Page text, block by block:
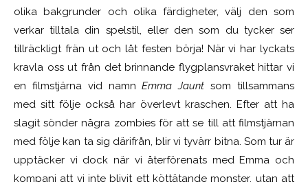
olika bakgrunder och olika färdigheter, välj den som
verkar tilltala din spelstil, eller den som du tycker ser
tillräckligt frän ut och låt festen börja! När vi har lyckats
kravla oss ut från det brinnande flygplansvraket hittar vi
en filmstjärna vid namnEmma Jauntsom tillsammans
med sitt följe också har överlevt kraschen. Efter att ha
slagit sönder några zombies för att se till att filmstjärnan
med följe kan ta sig därifrån, blir vi tyvärr bitna. Som tur är
upptäcker vi dock när vi återförenats med Emma och
kompani att vi inte blivit ett köttätande monster, utan att